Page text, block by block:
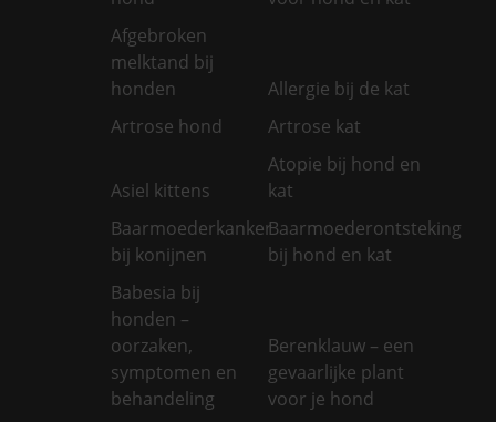
Afgebroken
melktand bij
honden
Allergie bij de kat
Artrose hond
Artrose kat
Asiel kittens
Atopie bij hond en
kat
Baarmoederkanker
bij konijnen
Baarmoederontsteking
bij hond en kat
Babesia bij
honden –
oorzaken,
symptomen en
behandeling
Berenklauw – een
gevaarlijke plant
voor je hond